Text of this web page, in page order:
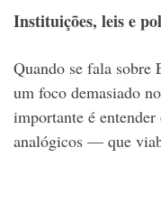
Instituições, leis e
Quando se fala sobre
um foco demasiado
importante é
analógicos — que